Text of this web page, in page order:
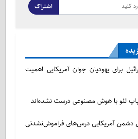
اشتراک
برای یهودیان جوان آمریکایی اهمیت
لئو با هوش مصنوعی درست نشده‌اند
دشمن آمریکایی درس‌های فراموش‌نشدنی